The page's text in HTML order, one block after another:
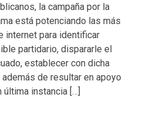
la campaña por la
está potenciando las más
internet para identificar
partidario, dispararle el
establecer con dicha
de resultar en apoyo
última instancia […]